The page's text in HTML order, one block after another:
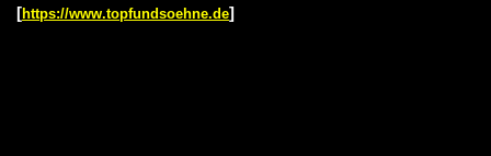
[https://www.topfundsoehne.de]